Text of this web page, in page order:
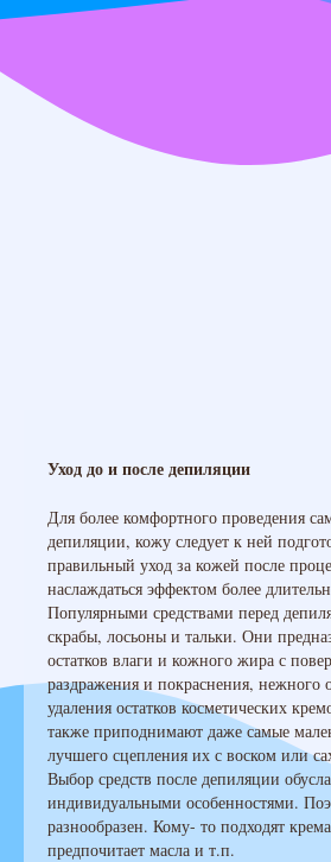
Уход до и после депиляции
Для более комфортного проведения
депиляции, кожу следует к ней
правильный уход за кожей после
наслаждаться эффектом более
Популярными средствами перед
скрабы, лосьоны и тальки. Они
остатков влаги и кожного жира с
раздражения и покраснения,
удаления остатков косметических
также приподнимают даже самые
лучшего сцепления их с воском или
Выбор средств после депиляции
индивидуальными особенностями.
разнообразен. Кому- то подходят
предпочитает масла и т.п.